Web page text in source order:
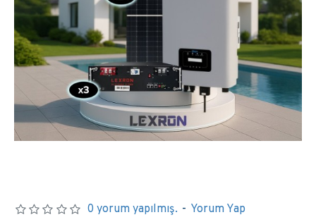
0 yorum yapılmış. - Yorum Yap